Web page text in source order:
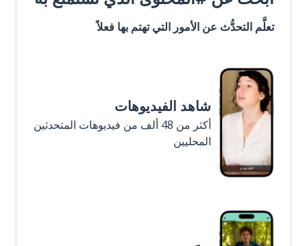
تعلَّم التحدُّث عن الأمور التي تهتم بها فعلاً
شاهد الفيديوهات
أكثر من 48 ألف من فيديوهات المتحدثين
المحليين